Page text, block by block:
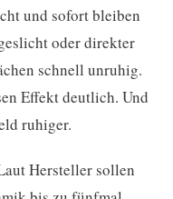
und sofort bleiben
oder direkter
schnell unruhig.
Effekt deutlich. Und
ruhiger.
Hersteller sollen